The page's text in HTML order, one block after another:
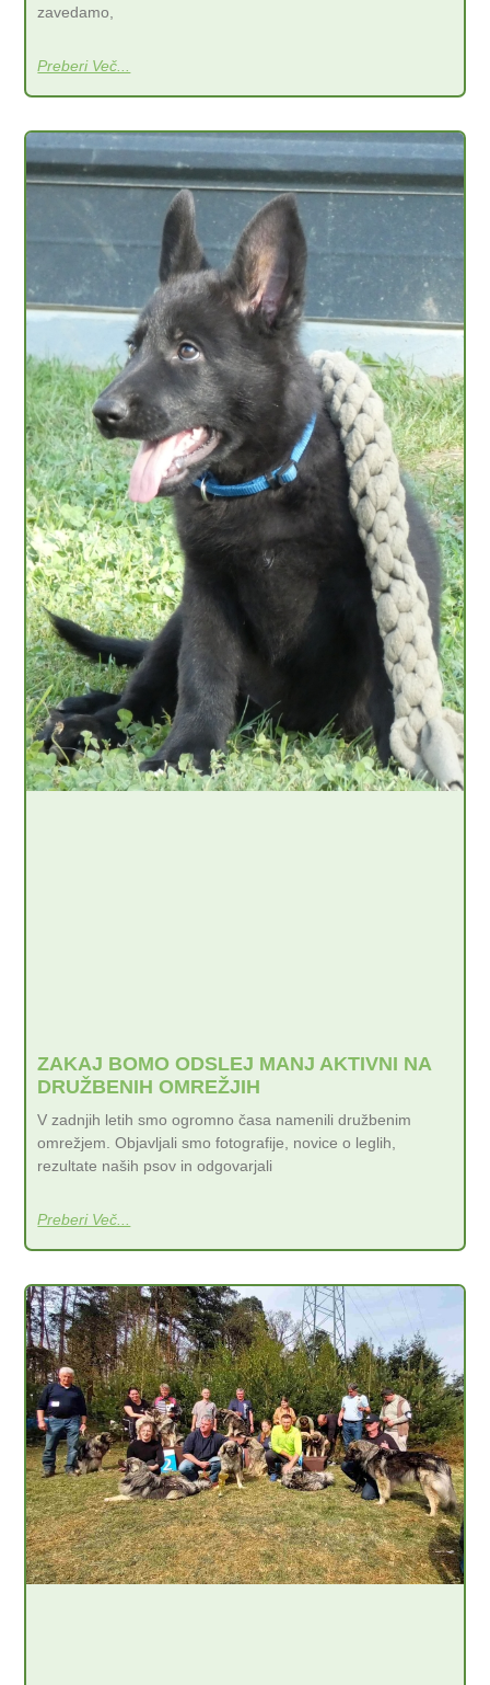
zavedamo,
Preberi Več...
ZAKAJ BOMO ODSLEJ MANJ AKTIVNI NA
DRUŽBENIH OMREŽJIH
V zadnjih letih smo ogromno časa namenili družbenim
omrežjem. Objavljali smo fotografije, novice o leglih,
rezultate naših psov in odgovarjali
Preberi Več...